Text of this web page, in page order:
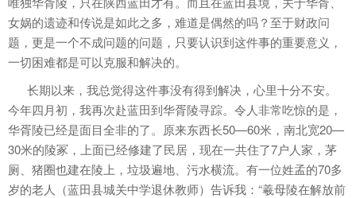
女娲的遗迹和传说是如此之多，难道是偶然的吗？至于财政问
题，更是一个不成问题的问题，只要认识到这件事的重要意义，
一切困难都是可以克服和解决的。
长期以来，我总觉得这件事没有得到解决，心里十分不安。
今年四月初，我再次赴蓝田到华胥陵寻踪。令人非常吃惊的是，
华胥陵已经是面目全非的了。原来东西长50—60米，南北宽20—
30米的陵冢，上面已经修建了民居，现在一共住了7户人家，茅
厕、猪圈也建在陵上，垃圾遍地、污水横流。有一位姓孟的70多
岁的老人（蓝田县城关中学退休教师）告诉我：“羲母陵在解放前